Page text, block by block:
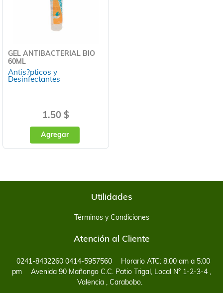
GEL ANTIBACTERIAL BIO
60ML
Antis?pticos y
Desinfectantes
1.50 $
Agregar
Utilidades
Términos y Condiciones
Atención al Cliente
0241-8432260 0414-5957560
Horario ATC: 8:00 am a 5:00
pm
Avenida 90 Mañongo C.C. Patio Trigal, Local N° 1-2-3-4 ,
Valencia , Carabobo.